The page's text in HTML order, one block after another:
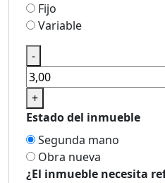
Fijo
Variable
-
+
Estado del inmueble
Segunda mano
Obra nueva
¿El inmueble necesita